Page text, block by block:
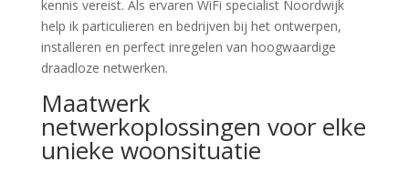
kennis vereist. Als ervaren WiFi specialist Noordwijk
help ik particulieren en bedrijven bij het ontwerpen,
installeren en perfect inregelen van hoogwaardige
draadloze netwerken.
Maatwerk
netwerkoplossingen voor elke
unieke woonsituatie